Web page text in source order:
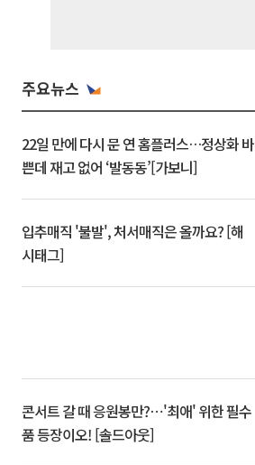
주요뉴스
22일 만에 다시 문 연 홈플러스…정상화 바
쁜데 재고 없어 ‘발동동’[가보니]
입추매직 '불발', 처서매직은 올까요? [해
시태그]
콘서트 갈 때 응원봉만?⋯'최애' 위한 필수
품 등장이오! [솔드아웃]